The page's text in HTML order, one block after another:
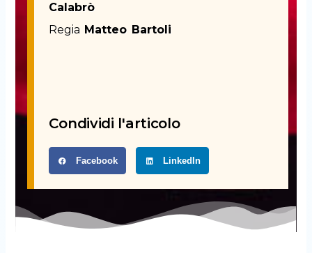
Calabrò
Regia Matteo Bartoli
Condividi l'articolo
Facebook LinkedIn